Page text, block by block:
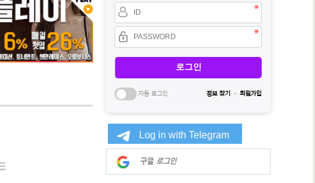
회
원
아
이
디
필
비
밀
번
필
자동 로그인 정보 찾기 회원가입
셜
구글 로그인